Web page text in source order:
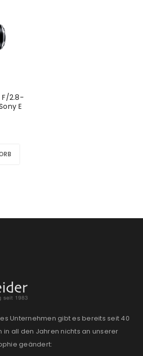
2.8-
E
Unternehmen gibt es bereits seit 40
in all den Jahren nichts an unserer
geändert: